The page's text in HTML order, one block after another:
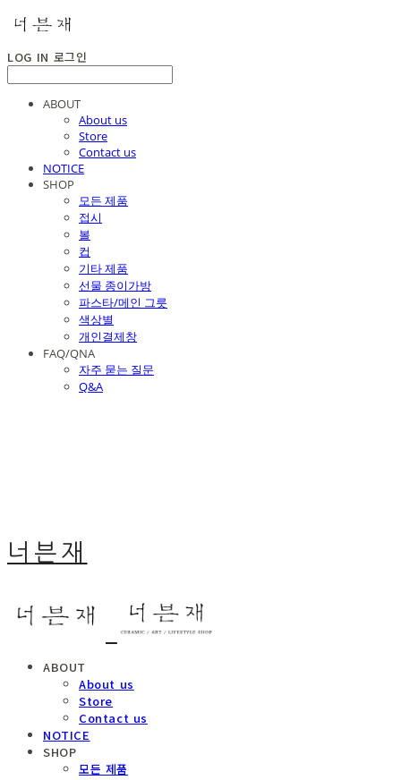
LOG IN 로그인
ABOUT
About us
Store
Contact us
NOTICE
SHOP
모든 제품
접시
볼
컵
기타 제품
선물 종이가방
파스타/메인 그릇
색상별
개인결제창
FAQ/QNA
자주 묻는 질문
Q&A
너븐재
ABOUT
About us
Store
Contact us
NOTICE
SHOP
모든 제품